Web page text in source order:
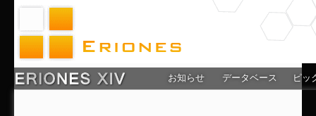
お知らせ データベース ピッ